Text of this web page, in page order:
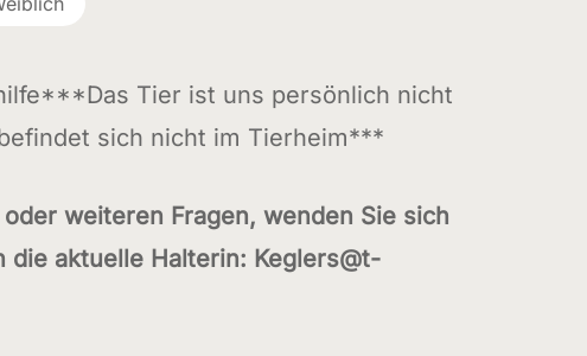
Tier ist uns persönlich nicht
sich nicht im Tierheim***
weiteren Fragen, wenden Sie sich
die aktuelle Halterin: Keglers@t-